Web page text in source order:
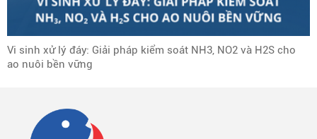
Vi sinh xử lý đáy: Giải pháp kiểm soát NH3, NO2 và H2S cho
ao nuôi bền vững